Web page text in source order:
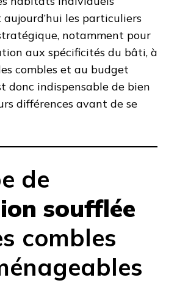
les particuliers
notamment pour
aux spécificités du bâti, à
combles et au budget
donc indispensable de bien
différences avant de se
de
soufflée
combles